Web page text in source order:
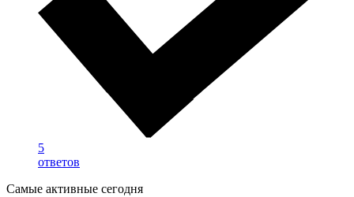
5
ответов
Самые активные сегодня